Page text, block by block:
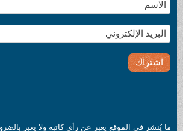
ما يُنشر في الموقع يعبر عن رأي كاتبه ولا يعبر بالضرور